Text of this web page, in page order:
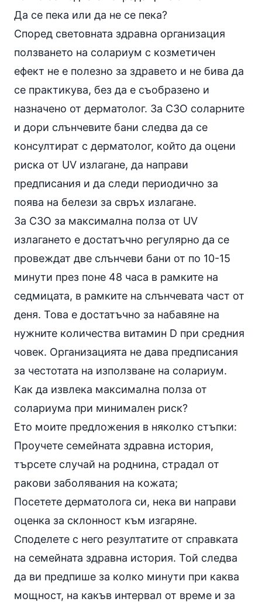
Да се пека или да не се пека?
Според световната здравна организация
ползването на солариум с козметичен
ефект не е полезно за здравето и не бива да
се практикува, без да е съобразено и
назначено от дерматолог. За СЗО соларните
и дори слънчевите бани следва да се
консултират с дерматолог, който да оцени
риска от UV излагане, да направи
предписания и да следи периодично за
поява на белези за свръх излагане.
За СЗО за максимална полза от UV
излагането е достатъчно регулярно да се
провеждат две слънчеви бани от по 10-15
минути през поне 48 часа в рамките на
седмицата, в рамките на слънчевата част от
деня. Това е достатъчно за набавяне на
нужните количества витамин D при средния
човек. Организацията не дава предписания
за честотата на използване на солариум.
Как да извлека максимална полза от
солариума при минимален риск?
Ето моите предложения в няколко стъпки:
Проучете семейната здравна история,
търсете случай на роднина, страдал от
ракови заболявания на кожата;
Посетете дерматолога си, нека ви направи
оценка за склонност към изгаряне.
Споделете с него резултатите от справката
на семейната здравна история. Той следва
да ви предпише за колко минути при каква
мощност, на какъв интервал от време и за